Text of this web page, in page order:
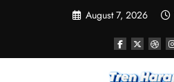
August 7, 2026